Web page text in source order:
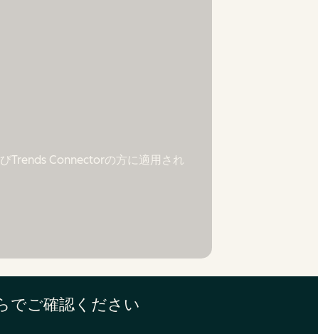
Trends Connectorの方に適用され
でご確認ください